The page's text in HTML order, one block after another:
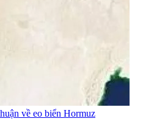
về eo biển Hormuz